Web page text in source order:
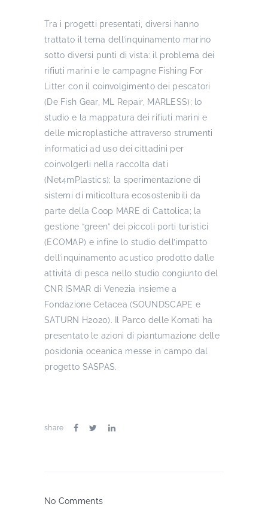
Tra i progetti presentati, diversi hanno
trattato il tema dell’inquinamento marino
sotto diversi punti di vista: il problema dei
rifiuti marini e le campagne Fishing For
Litter con il coinvolgimento dei pescatori
(De Fish Gear, ML Repair, MARLESS); lo
studio e la mappatura dei rifiuti marini e
delle microplastiche attraverso strumenti
informatici ad uso dei cittadini per
coinvolgerli nella raccolta dati
(Net4mPlastics); la sperimentazione di
sistemi di miticoltura ecosostenibili da
parte della Coop MARE di Cattolica; la
gestione “green” dei piccoli porti turistici
(ECOMAP) e infine lo studio dell’impatto
dell’inquinamento acustico prodotto dalle
attività di pesca nello studio congiunto del
CNR ISMAR di Venezia insieme a
Fondazione Cetacea (SOUNDSCAPE e
SATURN H2020). Il Parco delle Kornati ha
presentato le azioni di piantumazione delle
posidonia oceanica messe in campo dal
progetto SASPAS.
share
No Comments